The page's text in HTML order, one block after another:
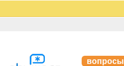
вопросы